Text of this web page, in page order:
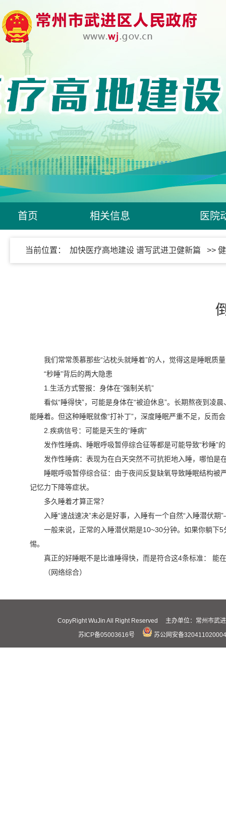
首页 相关信息 医院
当前位置： 加快医疗高地建设 谱写武进卫健新篇 >>
我们常常羡慕那些“沾枕头就睡着”的人，觉得这是睡眠质
“秒睡”背后的两大隐患
1.生活方式警报：身体在“强制关机”
看似“睡得快”，可能是身体在“被迫休息”。长期熬夜到
能睡着。但这种睡眠就像“打补丁”，深度睡眠严重不足，反而
2.疾病信号：可能是天生的“睡病”
发作性睡病、睡眠呼吸暂停综合征等都是可能导致“秒睡”
发作性睡病：表现为在白天突然不可抗拒地入睡，哪怕是
睡眠呼吸暂停综合征：由于夜间反复缺氧导致睡眠结构
记忆力下降等症状。
多久睡着才算正常？
入睡“速战速决”未必是好事，入睡有一个自然“入睡潜伏
一般来说，正常的入睡潜伏期是10~30分钟。如果你躺下
惕。
真正的好睡眠不是比谁睡得快，而是符合这4条标准： 能
（网络综合）
CopyRight WuJin All Right Reserved 主办单位：常州市
苏ICP备05003616号
苏公网安备